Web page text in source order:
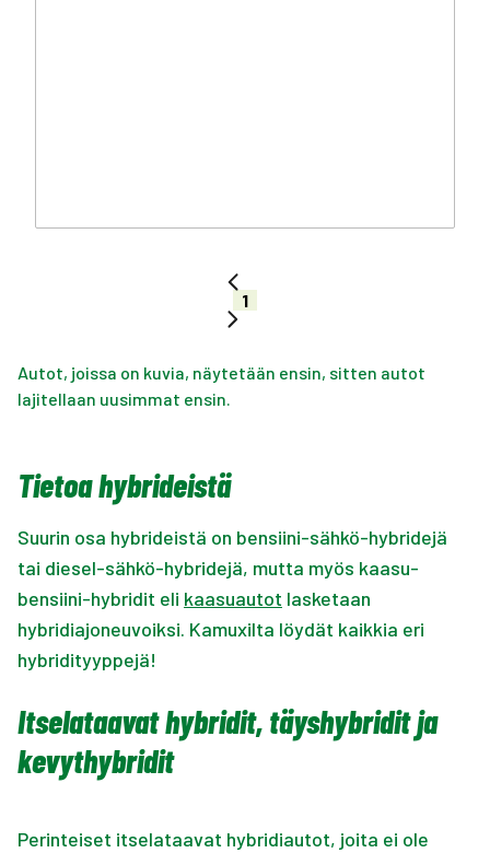
1
Autot, joissa on kuvia, näytetään ensin, sitten autot
lajitellaan uusimmat ensin.
Tietoa hybrideistä
Suurin osa hybrideistä on bensiini-sähkö-hybridejä
tai diesel-sähkö-hybridejä, mutta myös kaasu-
bensiini-hybridit eli kaasuautot lasketaan
hybridiajoneuvoiksi. Kamuxilta löydät kaikkia eri
hybridityyppejä!
Itselataavat hybridit, täyshybridit ja
kevythybridit
Perinteiset itselataavat hybridiautot, joita ei ole